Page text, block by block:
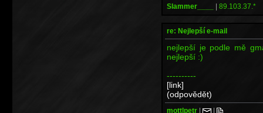
Slammer____ | 89.103.37.*
re: Nejlepší e-mail
nejlepší je podle mě
nejlepší :)
----------
[link]
(odpovědět)
mottlpetr | |